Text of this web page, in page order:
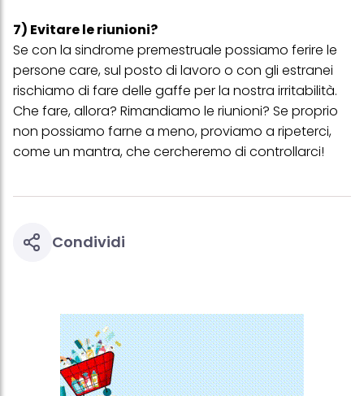
7) Evitare le riunioni?
Se con la sindrome premestruale possiamo ferire le
persone care, sul posto di lavoro o con gli estranei
rischiamo di fare delle gaffe per la nostra irritabilità.
Che fare, allora? Rimandiamo le riunioni? Se proprio
non possiamo farne a meno, proviamo a ripeterci,
come un mantra, che cercheremo di controllarci!
Condividi